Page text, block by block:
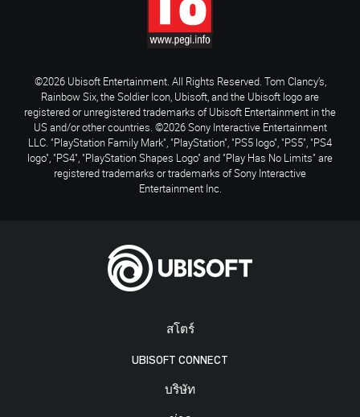
สโตร์
UBISOFT CONNECT
บริษัท
©2026 Ubisoft Entertainment. All Rights Reserved. Tom Clancy’s,
Rainbow Six, the Soldier Icon, Ubisoft, and the Ubisoft logo are
registered or unregistered trademarks of Ubisoft Entertainment in the
US and/or other countries. ©2026 Sony Interactive Entertainment
LLC. "PlayStation Family Mark", "PlayStation", "PS5 logo", "PS5", "PS4
logo", "PS4", "PlayStation Shapes Logo" and "Play Has No Limits" are
registered trademarks or trademarks of Sony Interactive
Entertainment Inc.